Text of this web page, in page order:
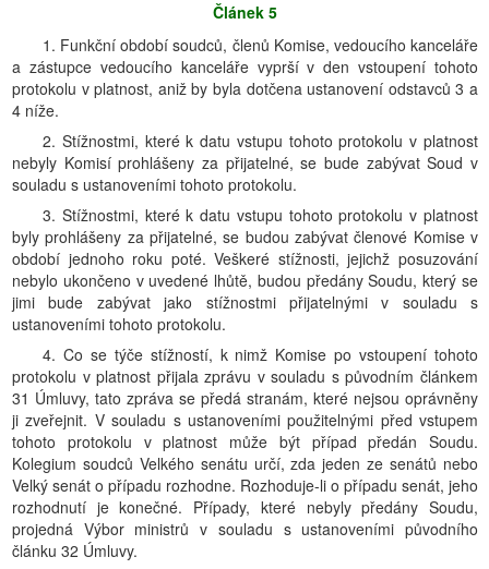
Článek 5
1. Funkční období soudců, členů Komise, vedoucího kanceláře
a zástupce vedoucího kanceláře vyprší v den vstoupení tohoto
protokolu v platnost, aniž by byla dotčena ustanovení odstavců 3 a
4 níže.
2. Stížnostmi, které k datu vstupu tohoto protokolu v platnost
nebyly Komisí prohlášeny za přijatelné, se bude zabývat Soud v
souladu s ustanoveními tohoto protokolu.
3. Stížnostmi, které k datu vstupu tohoto protokolu v platnost
byly prohlášeny za přijatelné, se budou zabývat členové Komise v
období jednoho roku poté. Veškeré stížnosti, jejichž posuzování
nebylo ukončeno v uvedené lhůtě, budou předány Soudu, který se
jimi bude zabývat jako stížnostmi přijatelnými v souladu s
ustanoveními tohoto protokolu.
4. Co se týče stížností, k nimž Komise po vstoupení tohoto
protokolu v platnost přijala zprávu v souladu s původním článkem
31 Úmluvy, tato zpráva se předá stranám, které nejsou oprávněny
ji zveřejnit. V souladu s ustanoveními použitelnými před vstupem
tohoto protokolu v platnost může být případ předán Soudu.
Kolegium soudců Velkého senátu určí, zda jeden ze senátů nebo
Velký senát o případu rozhodne. Rozhoduje-li o případu senát, jeho
rozhodnutí je konečné. Případy, které nebyly předány Soudu,
projedná Výbor ministrů v souladu s ustanoveními původního
článku 32 Úmluvy.